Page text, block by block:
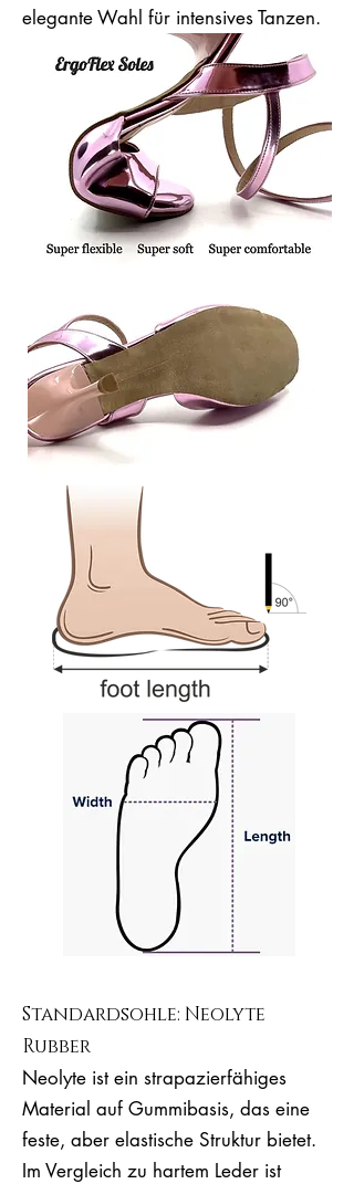
elegante Wahl für intensives Tanzen.
Standardsohle: Neolyte
Rubber
Neolyte ist ein strapazierfähiges
Material auf Gummibasis, das eine
feste, aber elastische Struktur bietet.
Im Vergleich zu hartem Leder ist